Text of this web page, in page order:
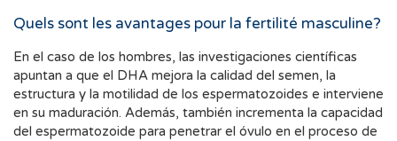
Quels sont les avantages pour la fertilité masculine?
En el caso de los hombres, las investigaciones científicas
apuntan a que el DHA mejora la calidad del semen, la
estructura y la motilidad de los espermatozoides e interviene
en su maduración. Además, también incrementa la capacidad
del espermatozoide para penetrar el óvulo en el proceso de